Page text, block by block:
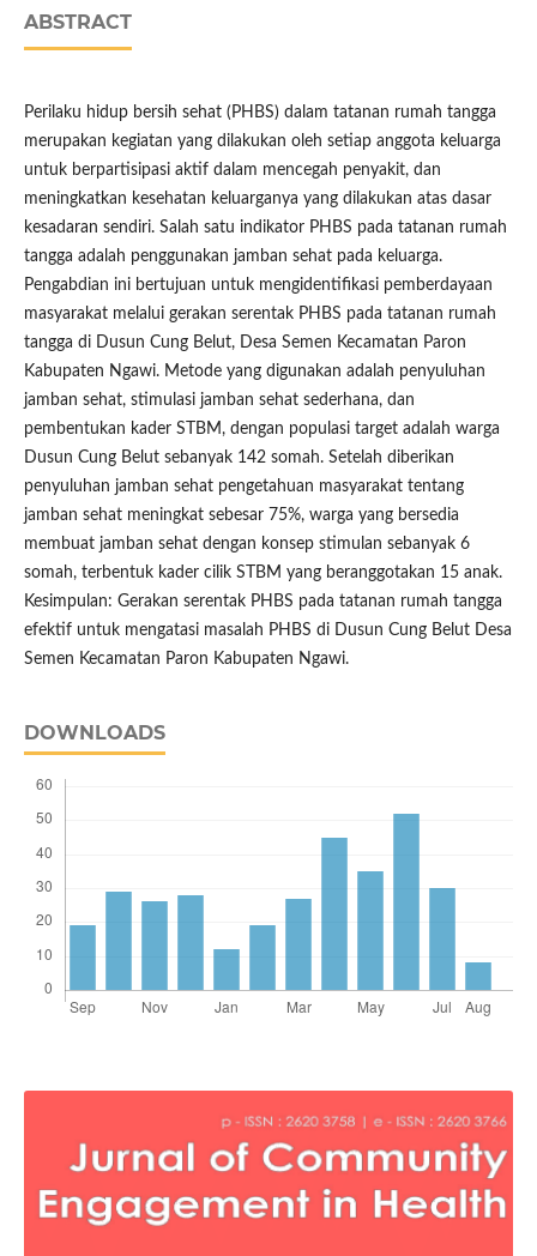
ABSTRACT
Perilaku hidup bersih sehat (PHBS) dalam tatanan rumah tangga
merupakan kegiatan yang dilakukan oleh setiap anggota keluarga
untuk berpartisipasi aktif dalam mencegah penyakit, dan
meningkatkan kesehatan keluarganya yang dilakukan atas dasar
kesadaran sendiri. Salah satu indikator PHBS pada tatanan rumah
tangga adalah penggunakan jamban sehat pada keluarga.
Pengabdian ini bertujuan untuk mengidentifikasi pemberdayaan
masyarakat melalui gerakan serentak PHBS pada tatanan rumah
tangga di Dusun Cung Belut, Desa Semen Kecamatan Paron
Kabupaten Ngawi. Metode yang digunakan adalah penyuluhan
jamban sehat, stimulasi jamban sehat sederhana, dan
pembentukan kader STBM, dengan populasi target adalah warga
Dusun Cung Belut sebanyak 142 somah. Setelah diberikan
penyuluhan jamban sehat pengetahuan masyarakat tentang
jamban sehat meningkat sebesar 75%, warga yang bersedia
membuat jamban sehat dengan konsep stimulan sebanyak 6
somah, terbentuk kader cilik STBM yang beranggotakan 15 anak.
Kesimpulan: Gerakan serentak PHBS pada tatanan rumah tangga
efektif untuk mengatasi masalah PHBS di Dusun Cung Belut Desa
Semen Kecamatan Paron Kabupaten Ngawi.
DOWNLOADS